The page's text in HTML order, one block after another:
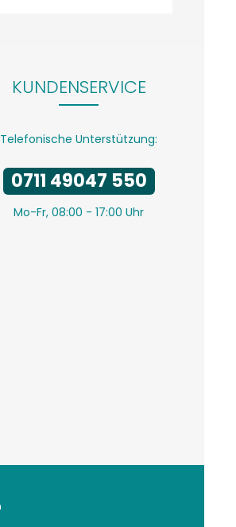
KUNDENSERVICE
Telefonische Unterstützung:
0711 49047 550
Mo-Fr, 08:00 - 17:00 Uhr